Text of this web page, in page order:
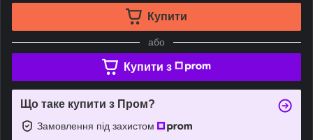
Купити
або
Купити з
Що таке купити з Пром?
Замовлення під захистом